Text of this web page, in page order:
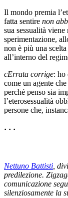
Il mondo premia
fatta sentire non
sua sessualità
sperimentazione,
non è più una
all’interno del
cErrata corrige: ho
come un agente
perché penso sia
l’eterosessualità
persone che,
· · ·
Nettuno Battisti ,
predilezione.
comunicazione
silenziosamente la